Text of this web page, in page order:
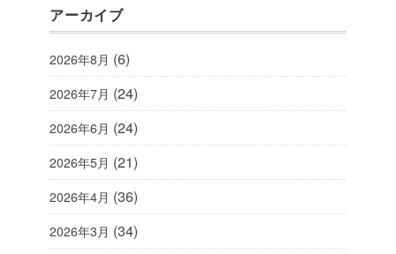
アーカイブ
2026年8月 (6)
2026年7月 (24)
2026年6月 (24)
2026年5月 (21)
2026年4月 (36)
2026年3月 (34)